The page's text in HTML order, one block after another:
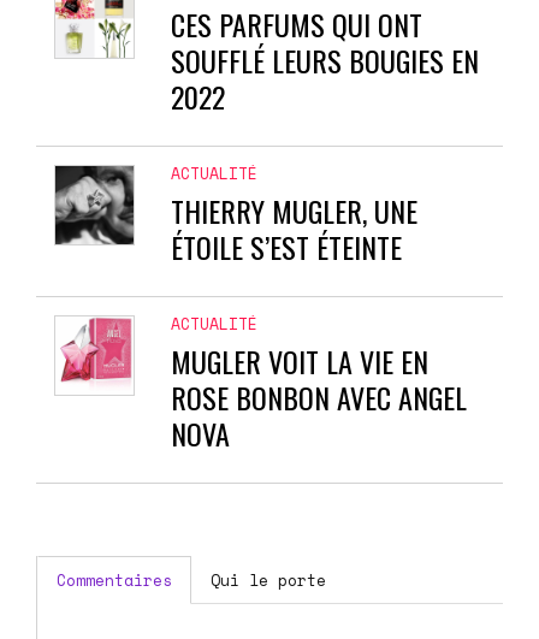
CES PARFUMS QUI ONT
SOUFFLÉ LEURS BOUGIES EN
2022
ACTUALITÉ
THIERRY MUGLER, UNE
ÉTOILE S’EST ÉTEINTE
ACTUALITÉ
MUGLER VOIT LA VIE EN
ROSE BONBON AVEC ANGEL
NOVA
Commentaires Qui le porte